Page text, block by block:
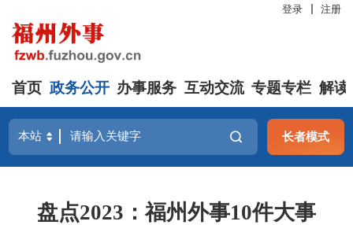
登录 注册
首页 政务公开 办事服务 互动交流 专题专栏 解读
长者模式
盘点2023：福州外事10件大事